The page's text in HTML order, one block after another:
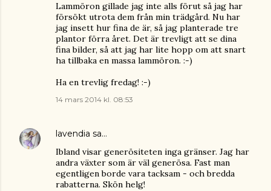
Lammöron gillade jag inte alls förut så jag har
försökt utrota dem från min trädgård. Nu har
jag insett hur fina de är, så jag planterade tre
plantor förra året. Det är trevligt att se dina
fina bilder, så att jag har lite hopp om att snart
ha tillbaka en massa lammöron. :-)
Ha en trevlig fredag! :-)
14 mars 2014 kl. 08:53
lavendia sa…
Ibland visar generösiteten inga gränser. Jag har
andra växter som är väl generösa. Fast man
egentligen borde vara tacksam - och bredda
rabatterna. Skön helg!